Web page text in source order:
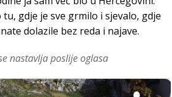
gdje je sve grmilo i sjevalo, gdje
dolazile bez reda i najave.
nastavlja poslije oglasa